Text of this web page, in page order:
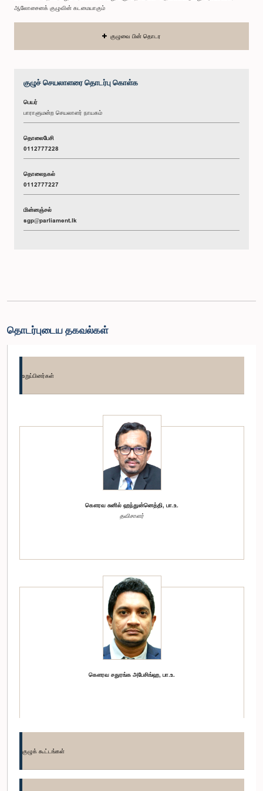
ஆலோசைனக் குழுவின் கடமையாகும்
குழுவை பின் தொடர
குழுச் செயலாளரை தொடர்பு கொள்க
பெயர்
பாராளுமன்ற செயலாளர் நாயகம்
தொலைபேசி
0112777228
தொலைநகல்
0112777227
மின்னஞ்சல்
sgp@parliament.lk
தொடர்புடைய தகவல்கள்
உறுப்பினர்கள்
கௌரவ சுனில் ஹந்துன்னெத்தி, பா.உ.
தவிசாளர்
கௌரவ சதுரங்க அபேசிங்ஹ, பா.உ.
குழுக் கூட்டங்கள்